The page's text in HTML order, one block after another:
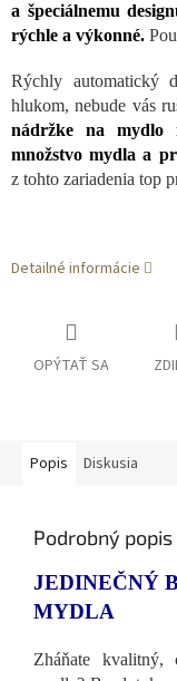
a špeciálnemu
rýchle a výkonné.
Rýchly automatický
hlukom, nebude vás
nádržke na mydlo
množstvo mydla a
z tohto zariadenia top
Detailné informácie
OPÝTAŤ SA
Popis Diskusia
Podrobný popis
JEDINEČNÝ
MYDLA
Zháňate kvalitný,